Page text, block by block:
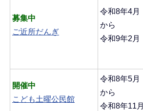
募集中
ご近所だんぎ
令和8年4月
から
令和9年2月
開催中
こども土曜公民館
令和8年5月
から
令和8年11月